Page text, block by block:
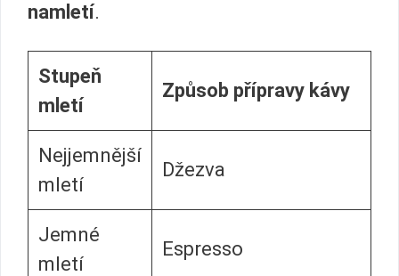
namletí.
Stupeň
mletí
Způsob přípravy kávy
Nejjemnější
mletí
Džezva
Jemné
mletí
Espresso